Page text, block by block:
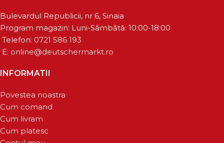
Bulevardul Republicii, nr 6, Sinaia
Program magazin: Luni-Sâmbătă: 10:00-18:00
Telefon: 0721 586 193
E: online@deutschermarkt.ro
INFORMATII
Povestea noastra
Cum comand
Cum livram
Cum platesc